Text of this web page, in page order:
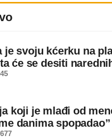
je svoju kćerku na
će se desiti
koji je mlađi od
danima spopadao”